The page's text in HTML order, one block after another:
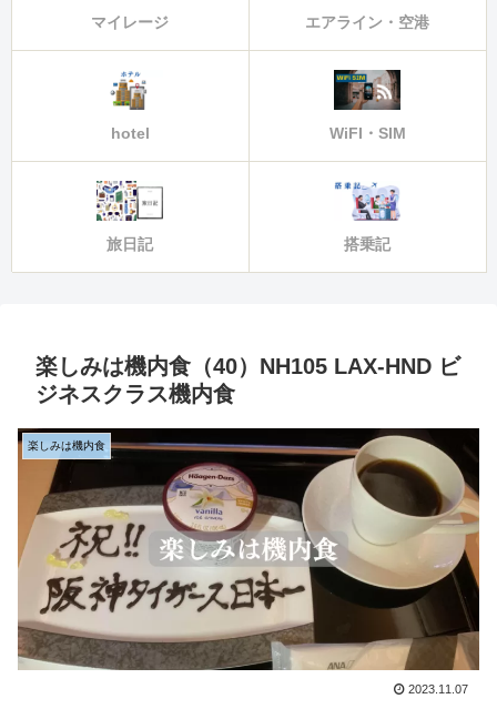
マイレージ エアライン・空港
hotel WiFI・SIM
旅日記 搭乗記
楽しみは機内食（40）NH105 LAX-HND ビ
ジネスクラス機内食
楽しみは機内食
2023.11.07